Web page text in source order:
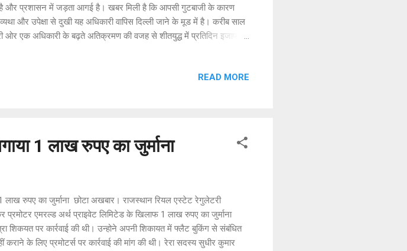
और प्रशासन में जड़ता आगई है। खबर मिली है कि आपसी गुटबाजी के कारण
और उपेक्षा से दुखी यह अधिकारी वापिस दिल्ली जाने के मूड में है। करीब साल
एक अधिकारी के बढ़ते अतिक्रमण की वजह से शीतयुद्ध में प्रतिदिन इजाफा
कुछ ही दिन में चलता कर उनके स्थान पर आनन्दी को लगा दिया गया। दूसरे
READ MORE
1 लाख रुपए का जुर्माना
लाख रुपए का जुर्माना छोटा अखबार। राजस्थान रियल एस्टेट रेगुलेटरी
प्रमोटर एमरल्ड अर्थ प्राइवेट लिमिटेड के खिलाफ 1 लाख रुपए का जुर्माना
शिकयत पर कार्रवाई की थी। उन्होने अपनी शिकायत में फ्लैट बुकिंग से संबंधित
के लिए प्रमोटर्स पर कार्रवाई की मांग की थी। रेरा सदस्य सुधीर कुमार